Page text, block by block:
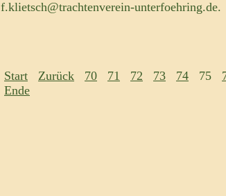
f.klietsch@trachtenverein-unterfoehring.de.
Start Zurück 70 71 72 73 74 75
Ende